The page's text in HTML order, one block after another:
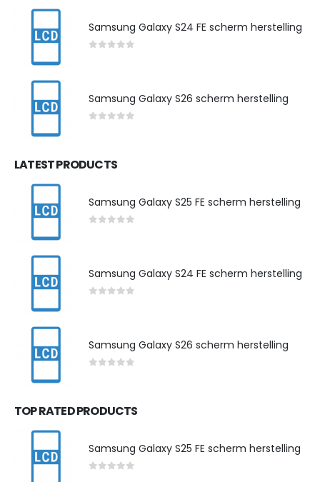
Samsung Galaxy S24 FE scherm herstelling
Samsung Galaxy S26 scherm herstelling
LATEST PRODUCTS
Samsung Galaxy S25 FE scherm herstelling
Samsung Galaxy S24 FE scherm herstelling
Samsung Galaxy S26 scherm herstelling
TOP RATED PRODUCTS
Samsung Galaxy S25 FE scherm herstelling